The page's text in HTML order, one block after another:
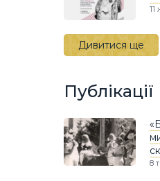
11
Дивитися ще
Публікації
8